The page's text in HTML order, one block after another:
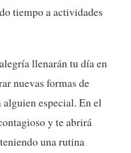
tiempo a actividades
llenarán tu día en
nuevas formas de
especial. En el
y te abrirá
una rutina